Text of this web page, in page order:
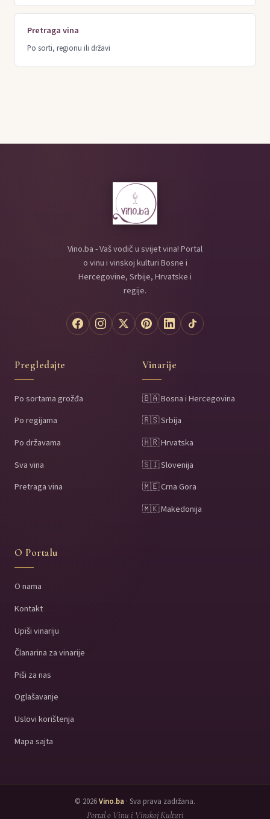
Pretraga vina
Po sorti, regionu ili državi
Vino.ba - Vaš vodič u svijet vina! Portal
o vinu i vinskoj kulturi Bosne i
Hercegovine, Srbije, Hrvatske i
regije.
Pregledajte
Po sortama grožđa
Po regijama
Po državama
Sva vina
Pretraga vina
Vinarije
🇧🇦 Bosna i Hercegovina
🇷🇸 Srbija
🇭🇷 Hrvatska
🇸🇮 Slovenija
🇲🇪 Crna Gora
🇲🇰 Makedonija
O Portalu
O nama
Kontakt
Upiši vinariju
Članarina za vinarije
Piši za nas
Oglašavanje
Uslovi korištenja
Mapa sajta
© 2026Vino.ba · Sva prava zadržana.
Portal o Vinu i Vinskoj Kulturi